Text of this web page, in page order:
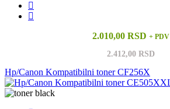
2.010,00 RSD + PDV
2.412,00 RSD
Hp/Canon Kompatibilni toner CF256X